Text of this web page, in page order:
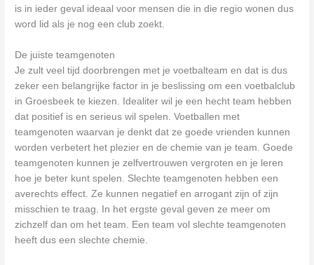
is in ieder geval ideaal voor mensen die in die regio wonen dus
word lid als je nog een club zoekt.
De juiste teamgenoten
Je zult veel tijd doorbrengen met je voetbalteam en dat is dus
zeker een belangrijke factor in je beslissing om een voetbalclub
in Groesbeek te kiezen. Idealiter wil je een hecht team hebben
dat positief is en serieus wil spelen. Voetballen met
teamgenoten waarvan je denkt dat ze goede vrienden kunnen
worden verbetert het plezier en de chemie van je team. Goede
teamgenoten kunnen je zelfvertrouwen vergroten en je leren
hoe je beter kunt spelen. Slechte teamgenoten hebben een
averechts effect. Ze kunnen negatief en arrogant zijn of zijn
misschien te traag. In het ergste geval geven ze meer om
zichzelf dan om het team. Een team vol slechte teamgenoten
heeft dus een slechte chemie.